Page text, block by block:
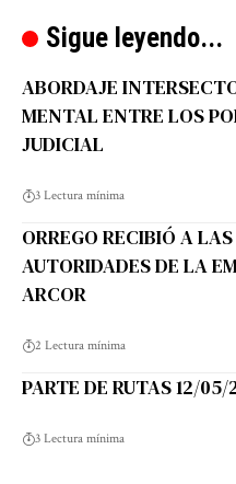
Sigue leyendo...
ABORDAJE
MENTAL ENTRE LOS
JUDICIAL
3 Lectura mínima
ORREGO RECIBIÓ A LAS
AUTORIDADES DE LA
ARCOR
2 Lectura mínima
PARTE DE RUTAS 12/
3 Lectura mínima